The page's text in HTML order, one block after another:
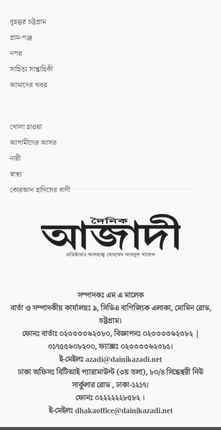
বৃহত্তর চট্টগ্রাম
গ্রাম-গঞ্জ
নগর
সাহিত্য সাপ্তাহিকী
আমাদের খবর
খোলা হাওয়া
আগামীদের আসর
নারী
স্বাস্থ্য
কোরআন হাদিসের বাণী
সম্পাদকঃএম এ মালেক
বার্তা ও সম্পাদকীয় কার্যালয়ঃ৯, সিডিএ বাণিজ্যিক এলাকা, মোমিন রোড,
চট্টগ্রাম।
ফোনঃ বার্তাঃ ০২৩৩৩৩৬২৩৮০, বিজ্ঞাপনঃ ০২৩৩৩৩৬২৩৮২ |
০১৭৫৫৬০৮২০০, ফ্যাক্সঃ ০২৩৩৩৩৬২৩৮১।
ই-মেইলঃazadi@dainikazadi.net
ঢাকা অফিসঃবিটিআই প্যারামাউন্ট (৩য় তলা), ৮০/৪ সিদ্ধেশ্বরী নিউ
সার্কুলার রোড , ঢাকা-১২১৭।
ফোনঃ ০২২২২২২৮৫৮২ ।
ই-মেইলঃdhakaoffice@dainikazadi.net